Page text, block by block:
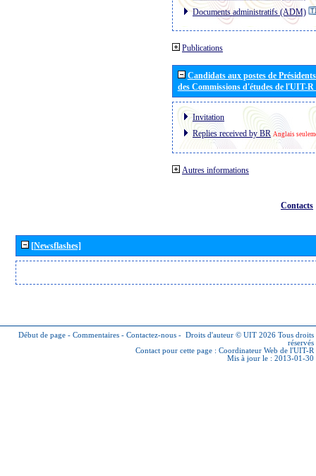
Documents administratifs (ADM)
Publications
Candidats aux postes de
des Commissions d'études de l'UIT-
Invitation
Replies received by BR Anglais
Autres informations
Contacts
[Newsflashes]
Début de page - Commentaires - Contactez-nous - Droits d'auteur © UIT 2026 Tous droits
réservés
Contact pour cette page : Coordinateur Web de l'UIT-R
Mis à jour le : 2013-01-30